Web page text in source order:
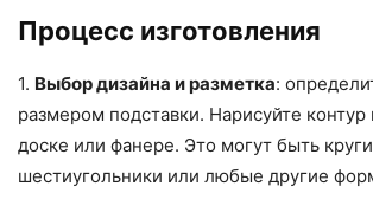
Процесс изготовления
1. Выбор дизайна и разметка:
размером подставки. Нарисуйте контур
доске или фанере. Это могут быть
шестиугольники или любые другие